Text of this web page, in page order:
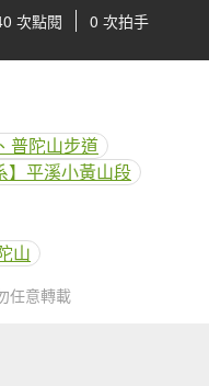
次點閱 0 次拍手
普陀山步道
】平溪小黃山段
山
任意轉載